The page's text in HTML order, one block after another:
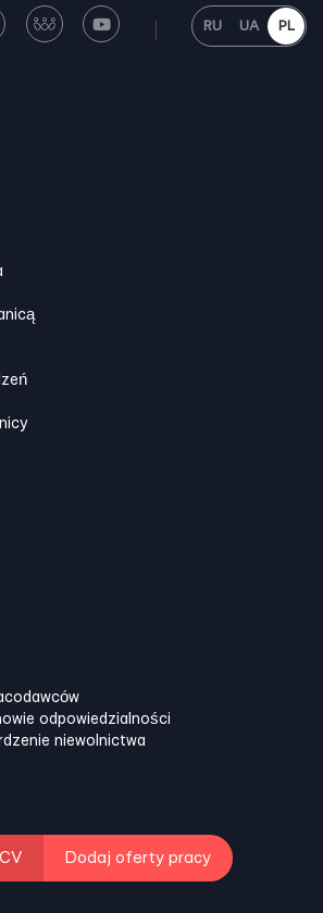
RU UA PL
odpowiedzialności
niewolnictwa
Dodaj oferty pracy